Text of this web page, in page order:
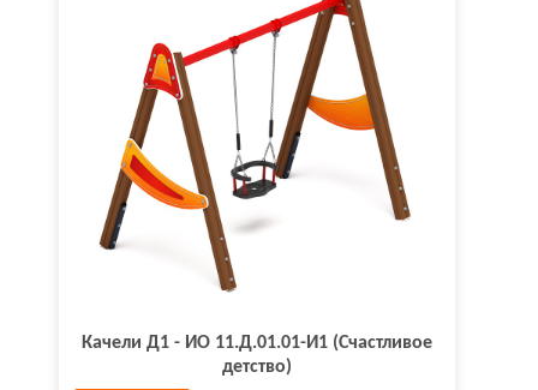
Качели Д1 - ИО 11.Д.01.01-И1 (Счастливое
детство)